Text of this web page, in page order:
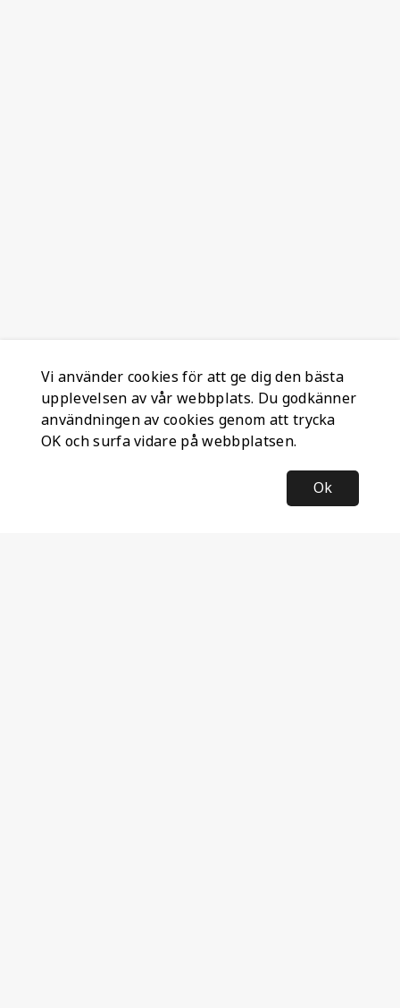
Vi använder cookies för att ge dig den bästa
upplevelsen av vår webbplats. Du godkänner
användningen av cookies genom att trycka
OK och surfa vidare på webbplatsen.
Ok